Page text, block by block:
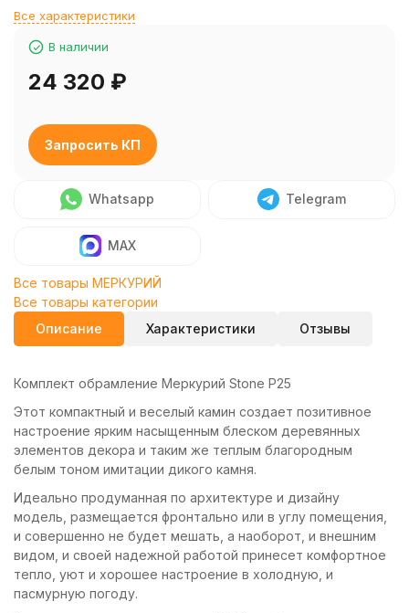
Все характеристики
В наличии
24 320 ₽
Запросить КП
Whatsapp Telegram
MAX
Все товары МЕРКУРИЙ
Все товары категории
Описание
Характеристики Отзывы
Комплект обрамление Меркурий Stone P25
Этот компактный и веселый камин создает позитивное
настроение ярким насыщенным блеском деревянных
элементов декора и таким же теплым благородным
белым тоном имитации дикого камня.
Идеально продуманная по архитектуре и дизайну
модель, размещается фронтально или в углу помещения,
и совершенно не будет мешать, а наоборот, и внешним
видом, и своей надежной работой принесет комфортное
тепло, уют и хорошее настроение в холодную, и
пасмурную погоду.